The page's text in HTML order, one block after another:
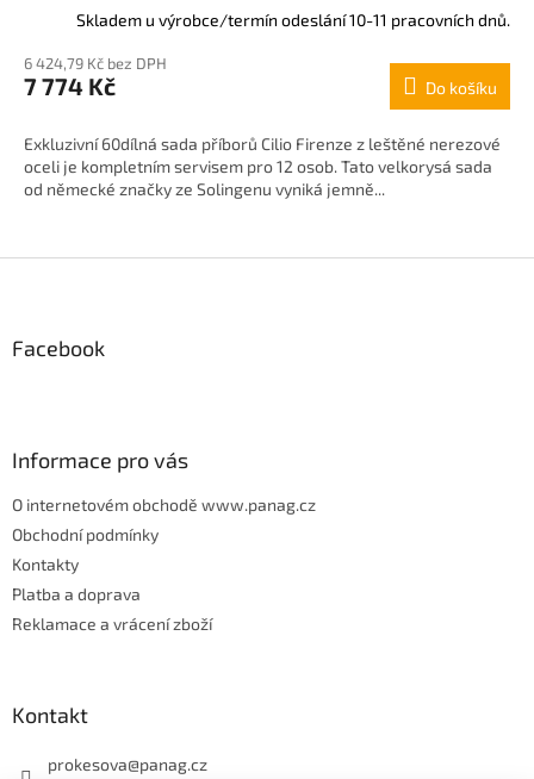
R
M
A
Skladem u výrobce/termín odeslání 10-11 pracovních dnů.
6 424,79 Kč bez DPH
7 774 Kč Do košíku
Exkluzivní 60dílná sada příborů Cilio Firenze z leštěné nerezové
oceli je kompletním servisem pro 12 osob. Tato velkorysá sada
od německé značky ze Solingenu vyniká jemně...
p
aFacebook
Informace pro vás
O internetovém obchodě www.panag.cz
Obchodní podmínky
Kontakty
Platba a doprava
Reklamace a vrácení zboží
Kontakt
prokesova@panag.cz